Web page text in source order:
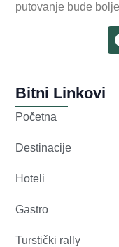
putovanje bude
Bitni Linkovi
Početna
Destinacije
Hoteli
Gastro
Turstički rally